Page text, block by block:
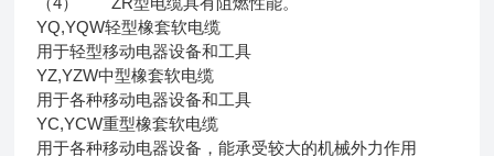
YQ,YQW轻型橡套软电缆
用于轻型移动电器设备和工具
YZ,YZW中型橡套软电缆
用于各种移动电器设备和工具
YC,YCW重型橡套软电缆
用于各种移动电器设备，能承受较大的机械外力作用